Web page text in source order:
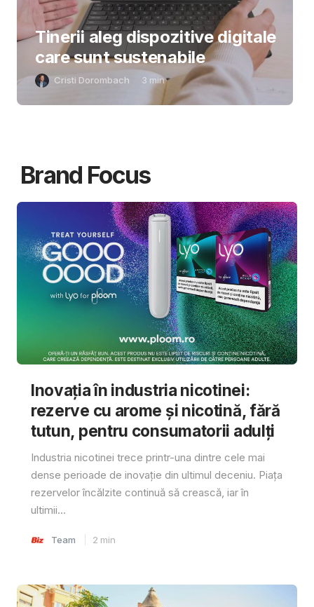
Tinerii aleg dispozitive digitale
care sunt sustenabile
Cristi Dorombach 3 min
Brand Focus
Inovația în industria nicotinei:
rezerve cu arome și nicotină, fără
tutun, pentru consumatorii adulți
Industria nicotinei trece printr-una dintre cele mai
dense perioade de inovație din ultimul deceniu. Piața
rezervelor încălzite continuă să crească, iar în
ultimii...
Team 2 min